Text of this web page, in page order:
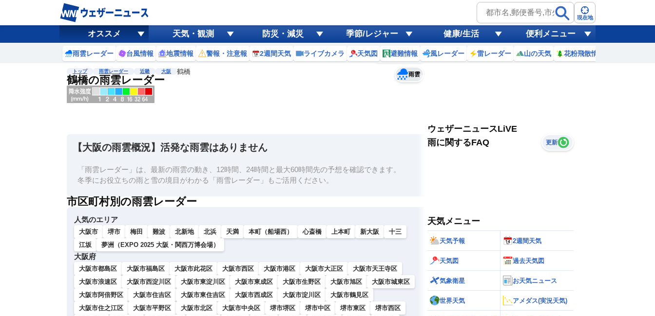
現在地
オススメ 天気・観測 防災・減災 季節/レジャー 健康/生活 便利メニュー
雨雲レーダー 台風情報 地震情報 警報・注意報 2週間天気 ライブカメラ 天気図 避難情報 風レーダー 雷レーダー 山の天気 花粉飛散情報
トップ 雨雲レーダー 近畿 大阪 鶴橋
鶴橋の雨雲レーダー 雨雲
予報士コメント
黄砂
天気 台風
【大阪の雨雲概況】活発な雨雲はありません
「雨雲レーダー」は、最新の雨雲の動き、12時間、24時間と最大60時間先の予想を確認できます。
冬季にお役立ちの雨と雪の境目がわかる「雨雪レーダー」もご活用ください。
市区町村別の雨雲レーダー
人気のエリア
大阪市 堺市 梅田 難波 北新地 北浜 天満 本町（船場西） 心斎橋 上本町 新大阪
十三
江坂
夢洲（EXPO 2025 大阪・関西万博会場）
大阪府
大阪市都島区 大阪市福島区 大阪市此花区 大阪市西区 大阪市港区 大阪市大正区
大阪市天王寺区
大阪市浪速区
大阪市西淀川区 大阪市東淀川区 大阪市東成区 大阪市生野区 大阪市旭区
大阪市城東区
大阪市阿倍野区
大阪市住吉区 大阪市東住吉区 大阪市西成区 大阪市淀川区
大阪市鶴見区
大阪市住之江区
大阪市平野区 大阪市北区 大阪市中央区 堺市堺区 堺市中区 堺市東区
堺市西区
ウェザーニュースLiVE
雨に関するFAQ
更新
天気メニュー
天気予報 2週間天気
天気図 過去天気図
気象衛星 お天気ニュース
世界天気 アメダス(実況天気)